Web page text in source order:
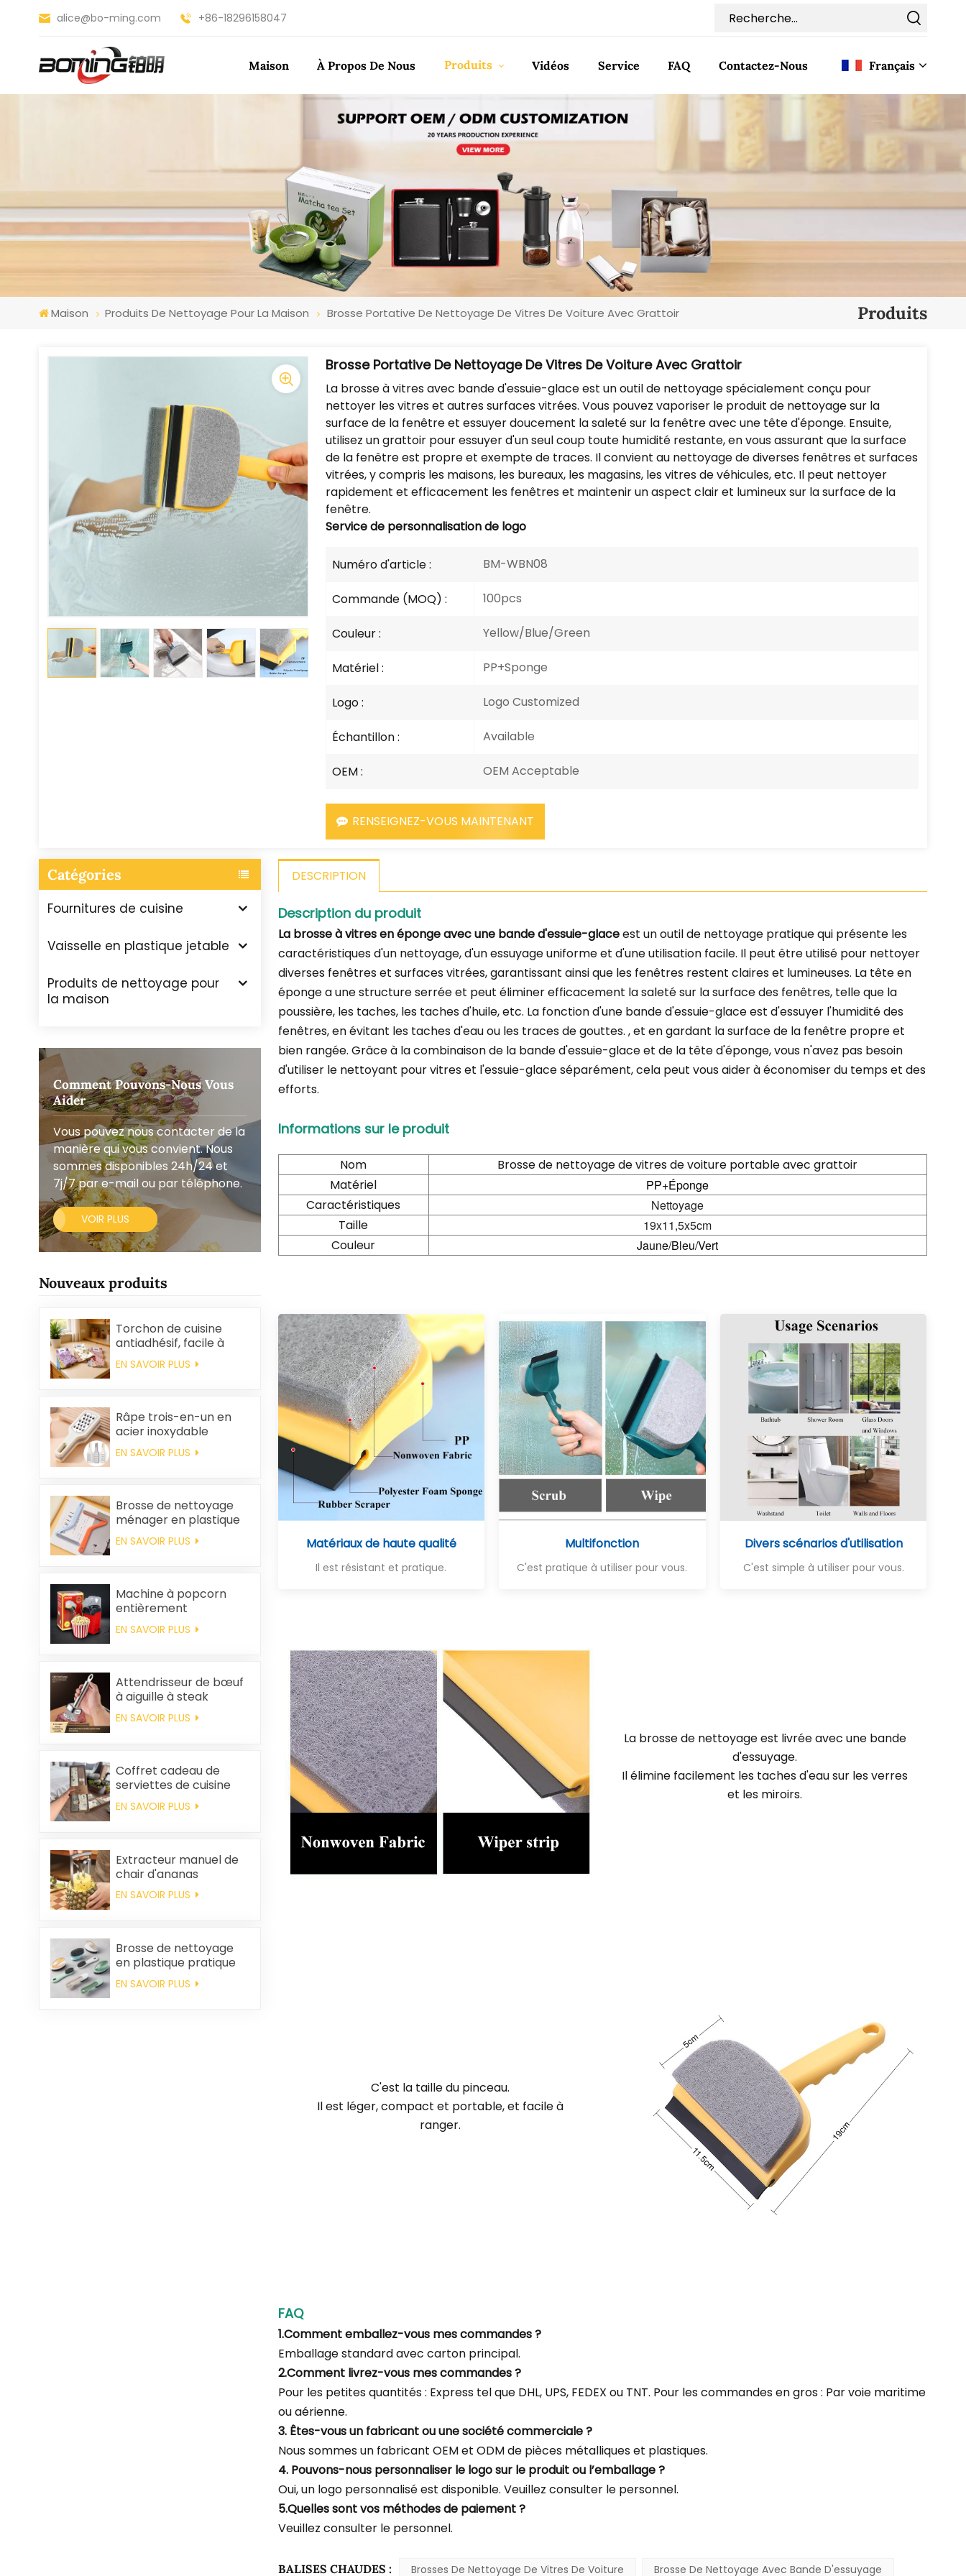
alice@bo-ming.com +86-18296158047
Maison À Propos De Nous Produits Vidéos Service FAQ Contactez-Nous Français
English
Français
Español
Türkçe
العربية
Maison Produits De Nettoyage Pour La Maison Brosse Portative De Nettoyage De Vitres De Voiture Avec Grattoir Produits
Brosse Portative De Nettoyage De Vitres De Voiture Avec Grattoir
La brosse à vitres avec bande d'essuie-glace est un outil de nettoyage spécialement conçu pour
nettoyer les vitres et autres surfaces vitrées. Vous pouvez vaporiser le produit de nettoyage sur la
surface de la fenêtre et essuyer doucement la saleté sur la fenêtre avec une tête d'éponge. Ensuite,
utilisez un grattoir pour essuyer d'un seul coup toute humidité restante, en vous assurant que la surface
de la fenêtre est propre et exempte de traces. Il convient au nettoyage de diverses fenêtres et surfaces
vitrées, y compris les maisons, les bureaux, les magasins, les vitres de véhicules, etc. Il peut nettoyer
rapidement et efficacement les fenêtres et maintenir un aspect clair et lumineux sur la surface de la
fenêtre.
Service de personnalisation de logo
Numéro d'article : BM-WBN08
Commande (MOQ) : 100pcs
Couleur : Yellow/Blue/Green
Matériel : PP+Sponge
Logo : Logo Customized
Échantillon : Available
OEM : OEM Acceptable
RENSEIGNEZ-VOUS MAINTENANT
Catégories
Fournitures de cuisine
Vaisselle en plastique jetable
Produits de nettoyage pour
la maison
Comment Pouvons-Nous Vous
Aider
Vous pouvez nous contacter de la
manière qui vous convient. Nous
sommes disponibles 24h/24 et
7j/7 par e-mail ou par téléphone.
VOIR PLUS
Nouveaux produits
Torchon de cuisine
antiadhésif, facile à
nettoyer, épais,
imprimé, carré, en
écologique
EN SAVOIR PLUS
Râpe trois-en-un en
acier inoxydable
EN SAVOIR PLUS
Brosse de nettoyage
ménager en plastique
pour vêtements,
élimination des poils
EN SAVOIR PLUS
Machine à popcorn
entièrement
automatique pour la
maison, machine à
EN SAVOIR PLUS
Attendrisseur de bœuf
à aiguille à steak
EN SAVOIR PLUS
Coffret cadeau de
serviettes de cuisine
carrées et chiffons en
coton personnalisés,
ménager
EN SAVOIR PLUS
Extracteur manuel de
chair d'ananas
EN SAVOIR PLUS
Brosse de nettoyage
en plastique pratique
en gros
EN SAVOIR PLUS
DESCRIPTION
Description du produit
La brosse à vitres en éponge avec une bande d'essuie-glaceest un outil de nettoyage pratique qui présente les
caractéristiques d'un nettoyage, d'un essuyage uniforme et d'une utilisation facile. Il peut être utilisé pour nettoyer
diverses fenêtres et surfaces vitrées, garantissant ainsi que les fenêtres restent claires et lumineuses. La tête en
éponge a une structure serrée et peut éliminer efficacement la saleté sur la surface des fenêtres, telle que la
poussière, les taches, les taches d'huile, etc. La fonction d'une bande d'essuie-glace est d'essuyer l'humidité des
fenêtres, en évitant les taches d'eau ou les traces de gouttes. , et en gardant la surface de la fenêtre propre et
bien rangée. Grâce à la combinaison de la bande d'essuie-glace et de la tête d'éponge, vous n'avez pas besoin
d'utiliser le nettoyant pour vitres et l'essuie-glace séparément, cela peut vous aider à économiser du temps et des
efforts.
Informations sur le produit
Nom
Brosse de nettoyage de vitres de voiture portable avec grattoir
Matériel
PP+Éponge
Caractéristiques
Nettoyage
Taille
19x11,5x5cm
Couleur
Jaune/Bleu/Vert
Matériaux de haute qualité
Il est résistant et pratique.
Multifonction
C'est pratique à utiliser pour vous.
Divers scénarios d'utilisation
C'est simple à utiliser pour vous.
La brosse de nettoyage est livrée avec une bande
d'essuyage.
Il élimine facilement les taches d'eau sur les verres
et les miroirs.
C'est la taille du pinceau.
Il est léger, compact et portable, et facile à
ranger.
FAQ
1.Comment emballez-vous mes commandes ?
Emballage standard avec carton principal.
2.Comment livrez-vous mes commandes ?
Pour les petites quantités : Express tel que DHL, UPS, FEDEX ou TNT. Pour les commandes en gros : Par voie maritime
ou aérienne.
3. Êtes-vous un fabricant ou une société commerciale ?
Nous sommes un fabricant OEM et ODM de pièces métalliques et plastiques.
4. Pouvons-nous personnaliser le logo sur le produit ou l’emballage ?
Oui, un logo personnalisé est disponible. Veuillez consulter le personnel.
5.Quelles sont vos méthodes de paiement ?
Veuillez consulter le personnel.
BALISES CHAUDES : Brosses De Nettoyage De Vitres De Voiture Brosse De Nettoyage Avec Bande D'essuyage